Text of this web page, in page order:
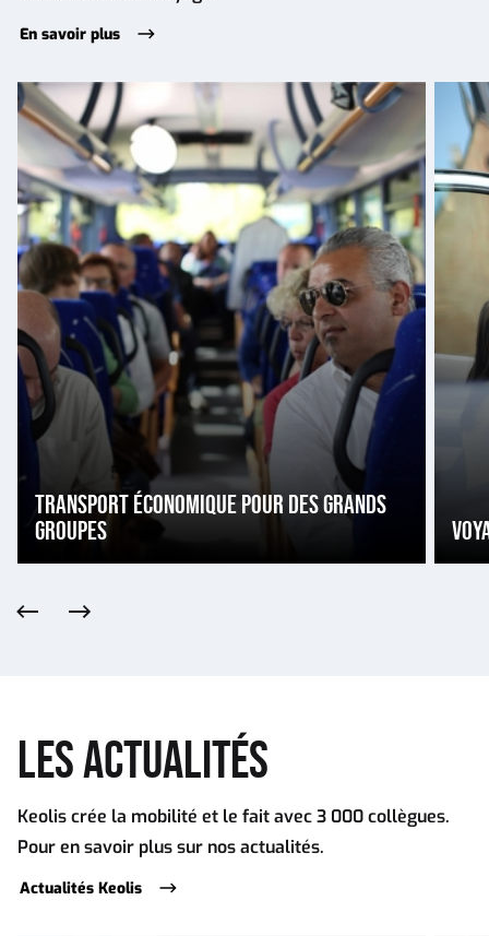
En savoir plus
TRANSPORT ÉCONOMIQUE POUR DES GRANDS
GROUPES
Transport
économique
pour
des
grands
groupes
pour
petits
PrécédentSuivant
LES ACTUALITÉS
Keolis crée la mobilité et le fait avec 3 000 collègues.
Pour en savoir plus sur nos actualités.
Actualités Keolis